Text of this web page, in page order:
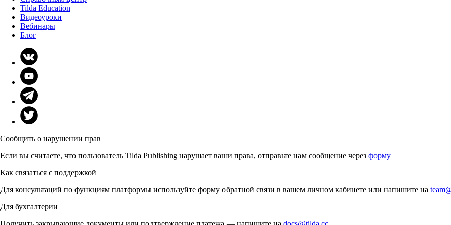
Tilda Education
Видеоуроки
Вебинары
Блог
Сообщить о нарушении прав
Если вы считаете, что пользователь Tilda Publishing нарушает ваши права, отправьте нам сообщение через форму
Как связаться с поддержкой
Для консультаций по функциям платформы используйте форму обратной связи в вашем личном кабинете или напишите на
Для бухгалтерии